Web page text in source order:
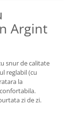
Argint
snur de calitate
reglabil (cu
la
zi de zi.